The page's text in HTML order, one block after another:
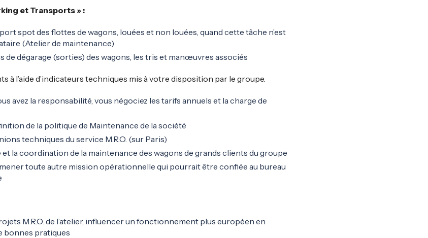
et Transports » :
spotdes flottes de wagons, louées et non louées, quand cette tâche n’est
(Atelier de maintenance)
de dégarage (sorties) des wagons, les tris et manœuvres associés
à l’aide d’indicateurs techniques mis à votre disposition par le groupe.
avez la responsabilité, vous négociez les tarifs annuels et la charge de
de la politique de Maintenance de la société
techniques du service M.R.O. (sur Paris)
et la coordination de la maintenance des wagons de grands clients du groupe
toute autre mission opérationnelle qui pourrait être confiée au bureau
M.R.O. de l’atelier, influencer un fonctionnement plus européen en
bonnes pratiques